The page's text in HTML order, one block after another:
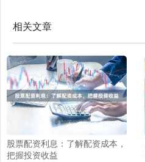
相关文章
股票配资利息：了解配资成本，
把握投资收益